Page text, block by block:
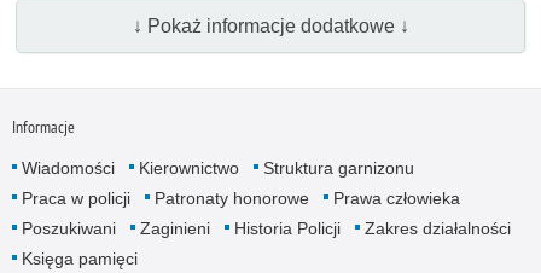
↓ Pokaż informacje dodatkowe ↓
Informacje
Wiadomości Kierownictwo
Struktura garnizonu
Praca w policji
Patronaty honorowe
Prawa człowieka
Poszukiwani
Zaginieni Historia Policji
Zakres działalności
Księga pamięci